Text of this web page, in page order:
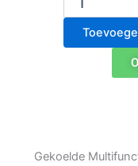
Frontier
FC5816R
Gekoelde